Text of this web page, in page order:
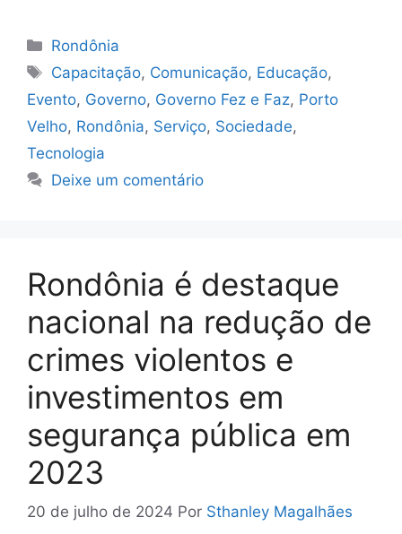
Categorias
Rondônia
Tags
Capacitação, Comunicação, Educação,
Evento, Governo, Governo Fez e Faz, Porto
Velho, Rondônia, Serviço, Sociedade,
Tecnologia
Deixe um comentário
Rondônia é destaque
nacional na redução de
crimes violentos e
investimentos em
segurança pública em
2023
20 de julho de 2024 Por Sthanley Magalhães